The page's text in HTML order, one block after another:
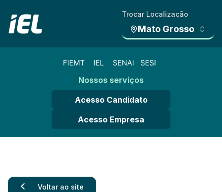
Trocar Localização
Mato Grosso
Nossos serviços
Acesso Candidato
Acesso Empresa
Voltar ao site